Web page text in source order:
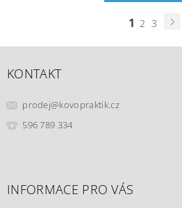
1 2 3
KONTAKT
prodej@kovopraktik.cz
596 789 334
INFORMACE PRO VÁS